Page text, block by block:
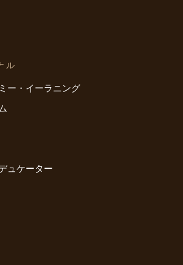
ル
ー・イーラニング
ュケーター